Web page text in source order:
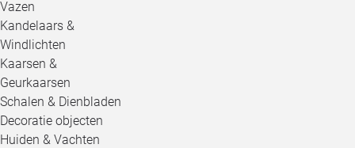
Vazen
Kandelaars &
Windlichten
Kaarsen &
Geurkaarsen
Schalen & Dienbladen
Decoratie objecten
Huiden & Vachten